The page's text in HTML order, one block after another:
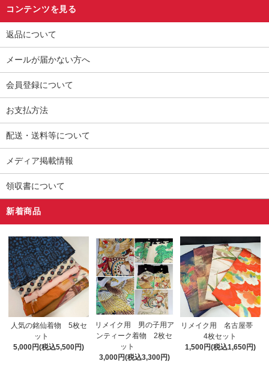
コンテンツを見る
返品について
メールが届かない方へ
会員登録について
お支払方法
配送・送料等について
メディア掲載情報
領収書について
新着商品
人気の銘仙着物 5枚セ
ット
5,000円(税込5,500円)
リメイク用 男の子用ア
ンティーク着物 2枚セ
ット
3,000円(税込3,300円)
リメイク用 名古屋帯
4枚セット
1,500円(税込1,650円)